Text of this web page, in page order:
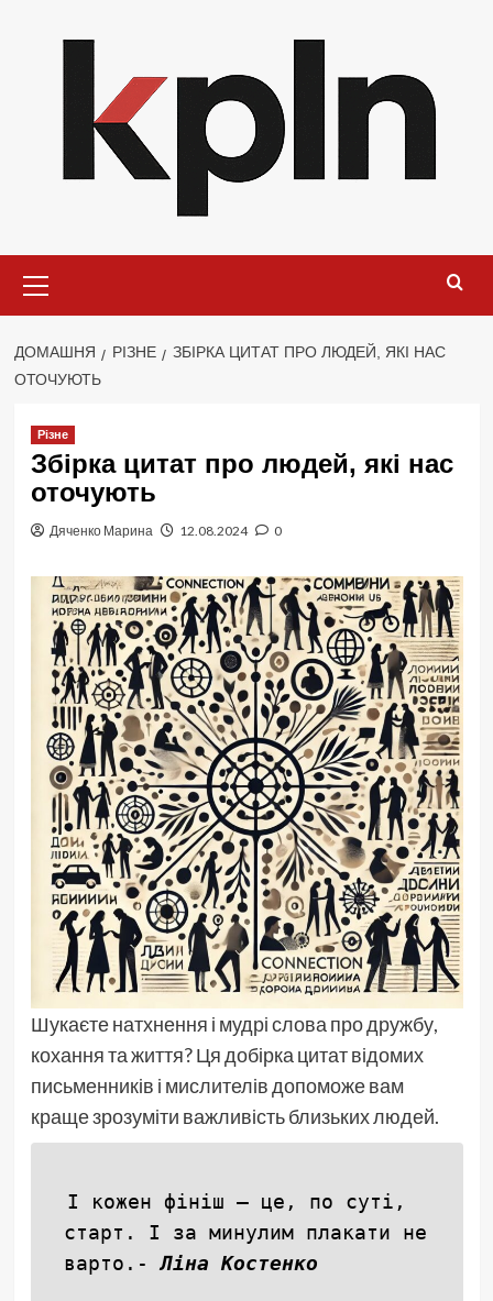
меню
ДОМАШНЯ РІЗНЕ
ЗБІРКА ЦИТАТ ПРО ЛЮДЕЙ, ЯКІ НАС
ОТОЧУЮТЬ
Різне
Збірка цитат про людей, які нас
оточують
Дяченко Марина 12.08.2024 0
Шукаєте натхнення і мудрі слова про дружбу,
кохання та життя? Ця добірка цитат відомих
письменників і мислителів допоможе вам
краще зрозуміти важливість близьких людей.
І кожен фініш — це, по суті,
старт. І за минулим плакати не
варто.-Ліна Костенко